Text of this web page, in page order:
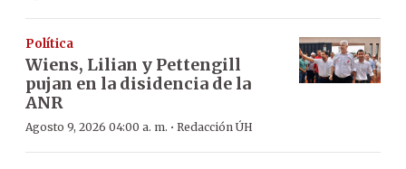
Política
Wiens, Lilian y Pettengill
pujan en la disidencia de la
ANR
Agosto 9, 2026 04:00 a. m. · Redacción ÚH